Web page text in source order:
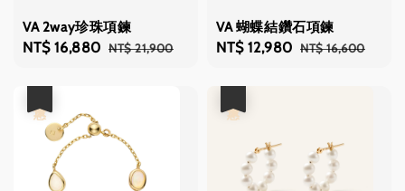
VA 2way珍珠項鍊
Sale
NT$ 16,880 Regular
NT$ 21,900
VA 蝴蝶結鑽石項鍊
Sale
NT$ 12,980 Regular
NT$ 16,600